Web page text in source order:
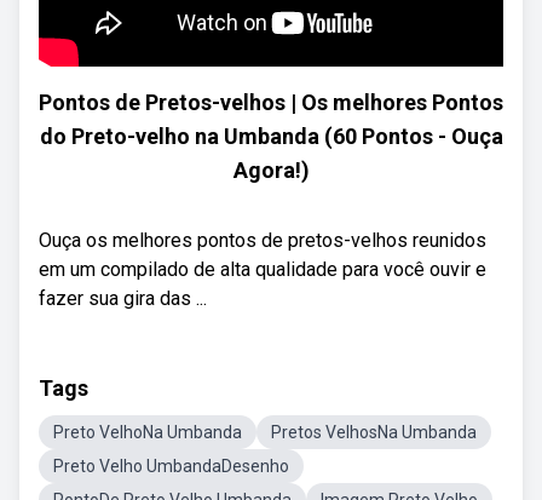
Pontos de Pretos-velhos | Os melhores Pontos
do Preto-velho na Umbanda (60 Pontos - Ouça
Agora!)
Ouça os melhores pontos de pretos-velhos reunidos
em um compilado de alta qualidade para você ouvir e
fazer sua gira das ...
Tags
Preto VelhoNa Umbanda
Pretos VelhosNa Umbanda
Preto Velho UmbandaDesenho